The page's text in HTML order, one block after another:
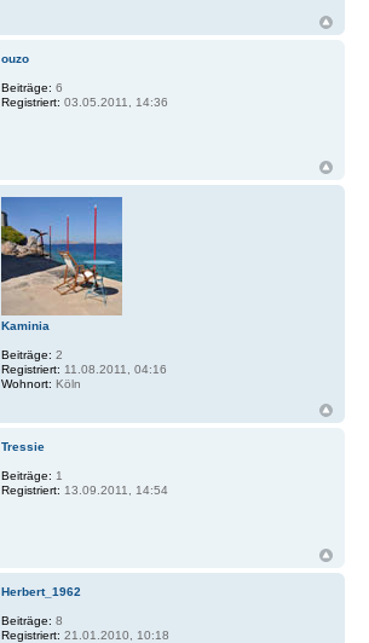
ouzo
Beiträge: 6
Registriert: 03.05.2011, 14:36
Kaminia
Beiträge: 2
Registriert: 11.08.2011, 04:16
Wohnort: Köln
Tressie
Beiträge: 1
Registriert: 13.09.2011, 14:54
Herbert_1962
Beiträge: 8
Registriert: 21.01.2010, 10:18